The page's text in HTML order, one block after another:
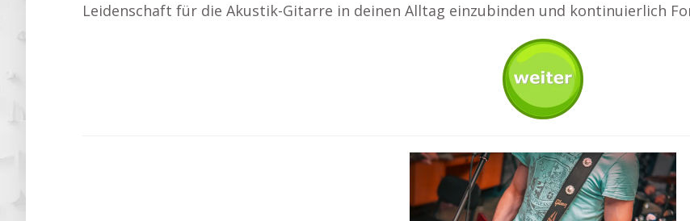
Leidenschaft für die Akustik-Gitarre in deinen Alltag einzubinden und kontinuierlich